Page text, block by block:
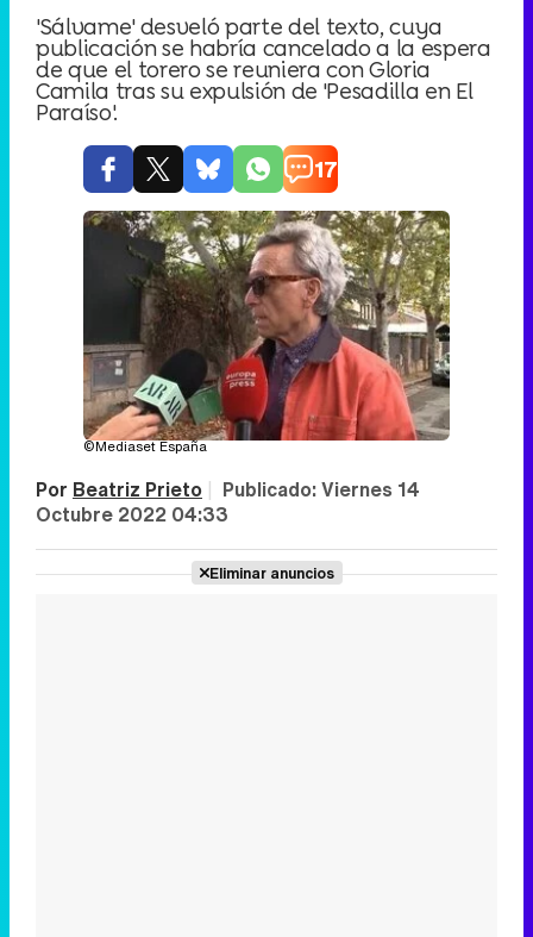
'Sálvame' desveló parte del texto, cuya
publicación se habría cancelado a la espera
de que el torero se reuniera con Gloria
Camila tras su expulsión de 'Pesadilla en El
Paraíso'.
17
©Mediaset España
Por Beatriz Prieto | Publicado:Viernes 14
Octubre 2022 04:33
Eliminar anuncios